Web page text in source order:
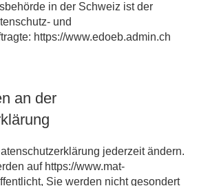
in der Schweiz ist der
und
https://www.edoeb.admin.ch
an der
jederzeit ändern.
auf https://www.mat-
Sie werden nicht gesondert